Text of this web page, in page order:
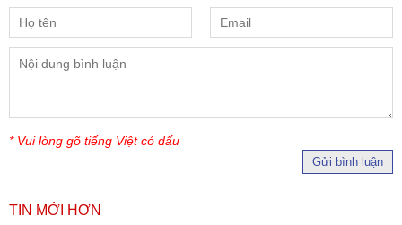
* Vui lòng gõ tiếng Việt có dấu
Gửi bình luận
TIN MỚI HƠN